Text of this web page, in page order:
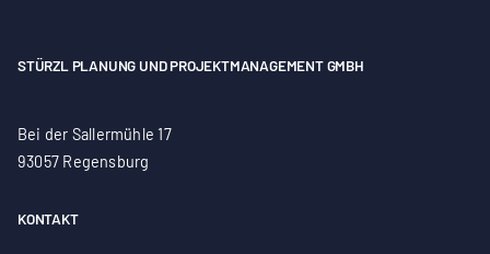
STÜRZL PLANUNG UND PROJEKTMANAGEMENT GMBH
Bei der Sallermühle 17
93057 Regensburg
KONTAKT